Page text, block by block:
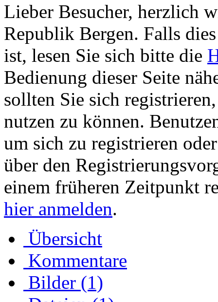
Lieber Besucher, herzlich
Republik Bergen. Falls
ist, lesen Sie sich bitte die
Bedienung dieser Seite
sollten Sie sich
nutzen zu können.
um sich zu registrieren
über den
einem früheren Zeitpunkt
hier anmelden.
Übersicht
Kommentare
Bilder (1)